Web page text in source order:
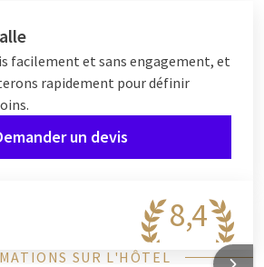
facilement et sans engagement, et
rapidement pour définir
un devis
8,4
SUR L'HÔTEL